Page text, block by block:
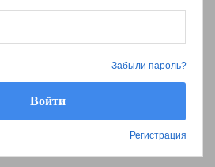
Регистрация
Забыли пароль?